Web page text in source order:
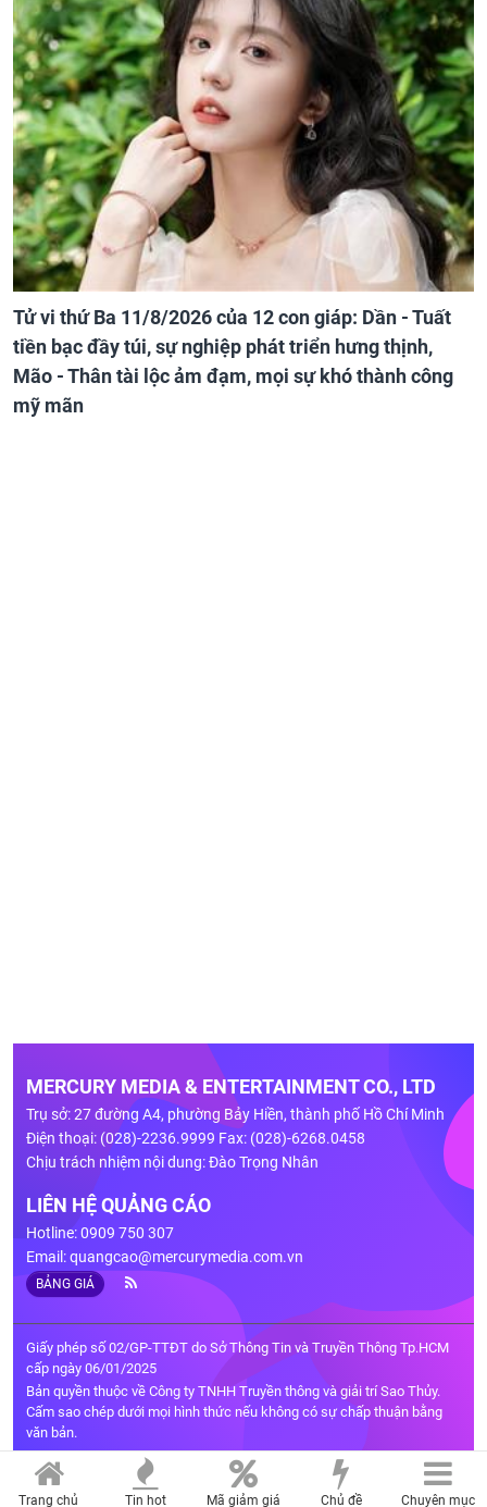
Tử vi thứ Ba 11/8/2026 của 12 con giáp: Dần - Tuất
tiền bạc đầy túi, sự nghiệp phát triển hưng thịnh,
Mão - Thân tài lộc ảm đạm, mọi sự khó thành công
mỹ mãn
MERCURY MEDIA & ENTERTAINMENT CO., LTD
Trụ sở: 27 đường A4, phường Bảy Hiền, thành phố Hồ Chí Minh
Điện thoại: (028)-2236.9999 Fax: (028)-6268.0458
Chịu trách nhiệm nội dung: Đào Trọng Nhân
LIÊN HỆ QUẢNG CÁO
Hotline: 0909 750 307
Email:quangcao@mercurymedia.com.vn
BẢNG GIÁ
Giấy phép số 02/GP-TTĐT do Sở Thông Tin và Truyền Thông Tp.HCM
cấp ngày 06/01/2025
Bản quyền thuộc về Công ty TNHH Truyền thông và giải trí Sao Thủy.
Cấm sao chép dưới mọi hình thức nếu không có sự chấp thuận bằng
văn bản.
Trang chủ Tin hot Mã giảm giá Chủ đề Chuyên mục